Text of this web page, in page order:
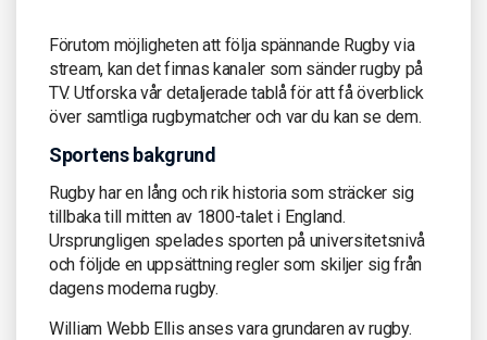
Förutom möjligheten att följa spännande Rugby via
stream, kan det finnas kanaler som sänder rugby på
TV. Utforska vår detaljerade tablå för att få överblick
över samtliga rugbymatcher och var du kan se dem.
Sportens bakgrund
Rugby har en lång och rik historia som sträcker sig
tillbaka till mitten av 1800-talet i England.
Ursprungligen spelades sporten på universitetsnivå
och följde en uppsättning regler som skiljer sig från
dagens moderna rugby.
William Webb Ellis anses vara grundaren av rugby.